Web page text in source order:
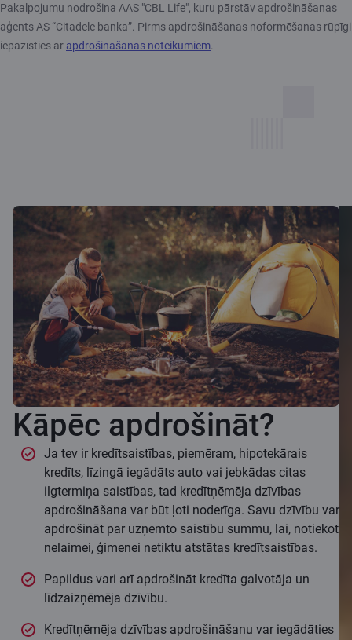
Pakalpojumu nodrošina AAS "CBL Life", kuru pārstāv apdrošināšanas
aģents AS “Citadele banka”. Pirms apdrošināšanas noformēšanas rūpīgi
iepazīsties ar apdrošināšanas noteikumiem.
Kāpēc apdrošināt?
Ja tev ir kredītsaistības, piemēram, hipotekārais
kredīts, līzingā iegādāts auto vai jebkādas citas
ilgtermiņa saistības, tad kredītņēmēja dzīvības
apdrošināšana var būt ļoti noderīga. Savu dzīvību var
apdrošināt par uzņemto saistību summu, lai, notiekot
nelaimei, ģimenei netiktu atstātas kredītsaistības.
Papildus vari arī apdrošināt kredīta galvotāja un
līdzaizņēmēja dzīvību.
Kredītņēmēja dzīvības apdrošināšanu var iegādāties